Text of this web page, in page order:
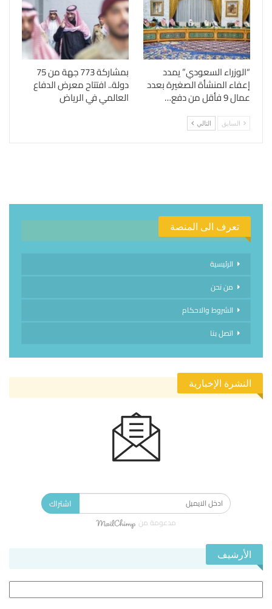
“الوزراء السعودي” يمدد
إعفاء المنشأة الصغيرة بعدد
عمال 9 فأقل من دفع…
بمشاركة 773 جهة من 75
دولة.. افتتاح معرض الدفاع
العالمي في الرياض
السابق التالي
تعرف الى المنصة
الرئيسية
من نحن
الشروط والاحكام
اتصل بنا
النشرة الإخبارية
اشتراك
مدعومة من
الأرشيف